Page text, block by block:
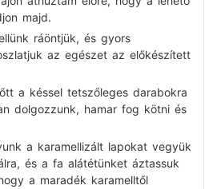
majd.
ráöntjük, és gyors
az egészet az előkészített
a késsel tetszőleges darabokra
dolgozzunk, hamar fog kötni és
a karamellizált lapokat vegyük
és a fa alátétünket áztassuk
a maradék karamelltől